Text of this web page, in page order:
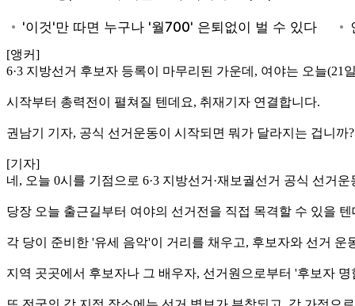
[앵커]
6·3 지방선거 후보자 등록이 마무리된 가운데, 여야는 오늘(21
시작부터 총력전이 펼쳐질 텐데요, 취재기자 연결합니다.
권남기 기자, 공식 선거운동이 시작되면 뭐가 달라지는 겁니까?
[기자]
네, 오늘 0시를 기점으로 6·3 지방선거·재보궐선거 공식 선거
당장 오늘 출근길부터 여야의 선거전을 직접 목격할 수 있을 텐
각 당이 준비한 '유세 음악'이 거리를 채우고, 후보자와 선거
지역 곳곳에서 후보자나 그 배우자, 선거원으로부터 '후보자